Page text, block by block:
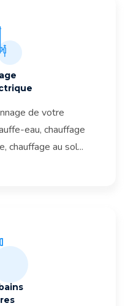
de votre
eau, chauffage
chauffage au sol...